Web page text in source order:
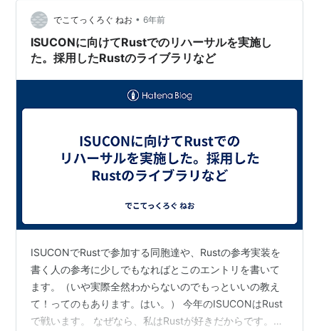
足りない気はしてる...。 最初にルールを全員で読んだ こ
れはよかった。スコア算出、ルールの問題についての認
識は最後まで問題なかった リポジトリに…
でこてっくろぐ ねお • 6年前
ISUCONに向けてRustでのリハーサルを実施し
た。採用したRustのライブラリなど
ISUCONでRustで参加する同胞達や、Rustの参考実装を
書く人の参考に少しでもなればとこのエントリを書いて
ます。（いや実際全然わからないのでもっといいの教え
て！ってのもあります。はい。） 今年のISUCONはRust
で戦います。 なぜなら、私はRustが好きだからです。